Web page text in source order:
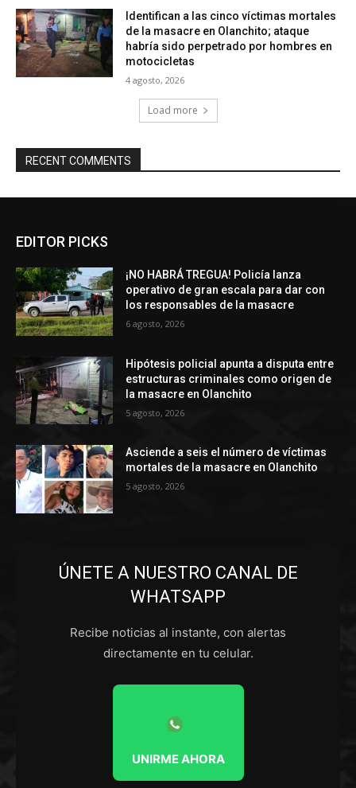
Identifican a las cinco víctimas mortales
de la masacre en Olanchito; ataque
habría sido perpetrado por hombres en
motocicletas
4 agosto, 2026
Load more
RECENT COMMENTS
EDITOR PICKS
¡NO HABRÁ TREGUA! Policía lanza
operativo de gran escala para dar con
los responsables de la masacre
6 agosto, 2026
Hipótesis policial apunta a disputa entre
estructuras criminales como origen de
la masacre en Olanchito
5 agosto, 2026
Asciende a seis el número de víctimas
mortales de la masacre en Olanchito
5 agosto, 2026
ÚNETE A NUESTRO CANAL DE
WHATSAPP
Recibe noticias al instante, con alertas
directamente en tu celular.
UNIRME AHORA